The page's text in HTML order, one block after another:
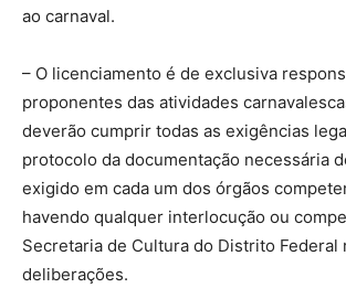
ao carnaval.
– O licenciamento é de exclusiva
proponentes das atividades
deverão cumprir todas as exigências
protocolo da documentação necessária
exigido em cada um dos órgãos
havendo qualquer interlocução ou
Secretaria de Cultura do Distrito Federal
deliberações.